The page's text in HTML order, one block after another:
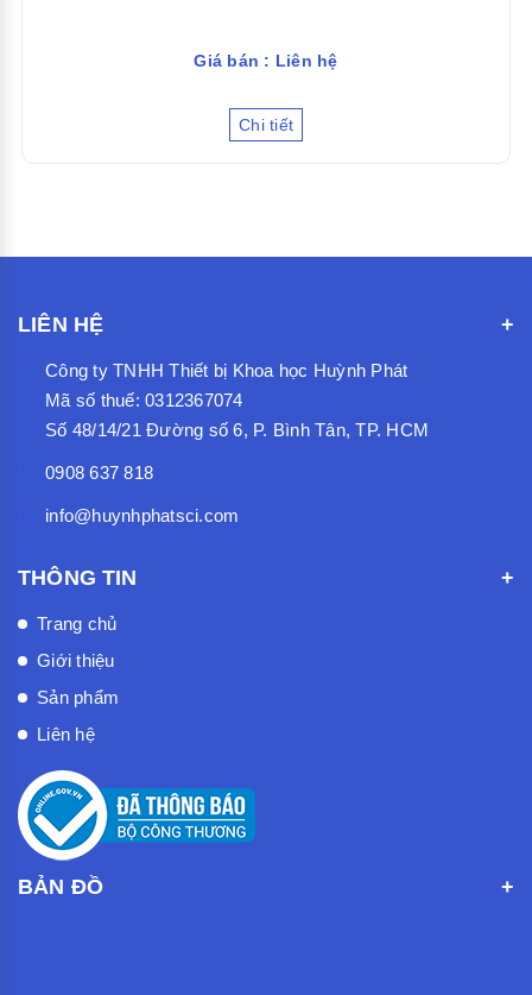
Giá bán : Liên hệ
Chi tiết
LIÊN HỆ
Công ty TNHH Thiết bị Khoa học Huỳnh Phát
Mã số thuế: 0312367074
Số 48/14/21 Đường số 6, P. Bình Tân, TP. HCM
0908 637 818
info@huynhphatsci.com
THÔNG TIN
Trang chủ
Giới thiệu
Sản phẩm
Liên hệ
BẢN ĐỒ